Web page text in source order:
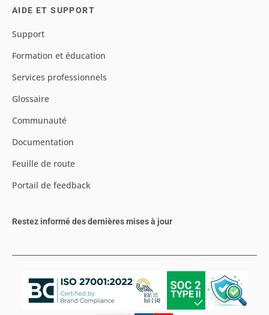
AIDE ET SUPPORT
Support
Formation et éducation
Services professionnels
Glossaire
Communauté
Documentation
Feuille de route
Portail de feedback
Restez informé des dernières mises à jour